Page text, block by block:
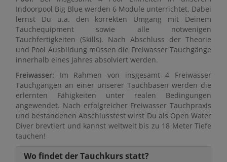
Indoorpool Big Blue werden 6 Module unterrichtet. Dabei
lernst Du u.a. den korrekten Umgang mit Deinem
Tauchequipment sowie alle notwenigen
Tauchfertigkeiten (Skills). Nach Abschluss der Theorie
und Pool Ausbildung müssen die Freiwasser Tauchgänge
innerhalb eines Jahres absolviert werden.
Freiwasser: Im Rahmen von insgesamt 4 Freiwasser
Tauchgängen an einer unserer Tauchbasen werden die
erlernten Fähigkeiten unter realen Bedingungen
angewendet. Nach erfolgreicher Freiwasser Tauchpraxis
und bestandenen Abschlusstest wirst Du als Open Water
Diver brevtiert und kannst weltweit bis zu 18 Meter Tiefe
tauchen!
Wo findet der Tauchkurs statt?